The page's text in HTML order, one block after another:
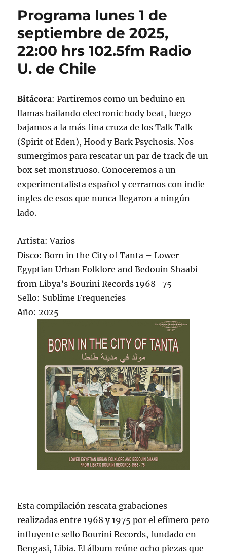
septiembre
de
2025
Programa lunes 1 de
septiembre de 2025,
22:00 hrs 102.5fm Radio
U. de Chile
Bitácora: Partiremos como un beduino en
llamas bailando electronic body beat, luego
bajamos a la más fina cruza de los Talk Talk
(Spirit of Eden), Hood y Bark Psychosis. Nos
sumergimos para rescatar un par de track de un
box set monstruoso. Conoceremos a un
experimentalista español y cerramos con indie
ingles de esos que nunca llegaron a ningún
lado.
Artista: Varios
Disco: Born in the City of Tanta – Lower
Egyptian Urban Folklore and Bedouin Shaabi
from Libya’s Bourini Records 1968–75
Sello: Sublime Frequencies
Año: 2025
Esta compilación rescata grabaciones
realizadas entre 1968 y 1975 por el efímero pero
influyente sello Bourini Records, fundado en
Bengasi, Libia. El álbum reúne ocho piezas que